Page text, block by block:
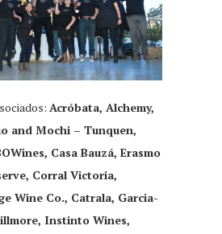
Acróbata, Alchemy,
and Mochi – Tunquen,
Casa Bauzá, Erasmo
Corral Victoria,
Wine Co., Catrala, Garcia-
Instinto Wines,